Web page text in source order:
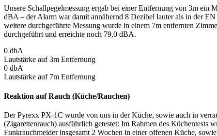
Unsere Schallpegelmessung ergab bei einer Entfernung von 3m ein
dBA – der Alarm war damit annähernd 8 Dezibel lauter als in der
weitere durchgeführte Messung wurde in einem 7m entfernten
durchgeführt und erreichte noch 79,0 dBA.
0 dbA
Lautstärke auf 3m Entfernung
0 dbA
Lautstärke auf 7m Entfernung
Reaktion auf Rauch (Küche/Rauchen)
Der Pyrexx PX-1C wurde von uns in der Küche, sowie auch in
(Zigarettenrauch) ausführlich getestet: Im Rahmen des Küchentests
Funkrauchmelder insgesamt 2 Wochen in einer offenen Küche,